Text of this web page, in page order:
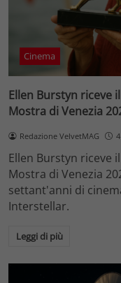
Cinema
Ellen Burstyn riceve
Mostra di Venezia
Redazione VelvetMAG
Ellen Burstyn riceve
Mostra di Venezia
settant'anni di
Interstellar.
Leggi di più